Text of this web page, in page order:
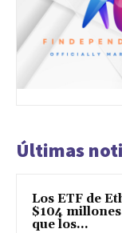
Últimas
Los ETF de
$104
que los...